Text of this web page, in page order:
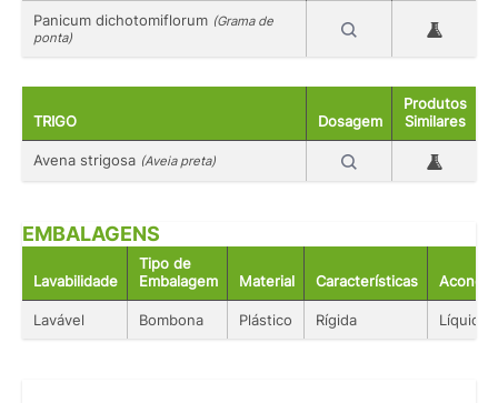
Panicum dichotomiflorum (Grama de
ponta)
TRIGO Dosagem
Produtos
Similares
Avena strigosa (Aveia preta)
EMBALAGENS
Lavabilidade
Tipo de
Embalagem
Material Características
Lavável Bombona Plástico Rígida Líquido